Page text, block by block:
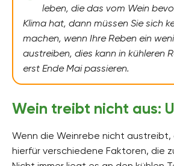
leben, die das vom Wein
Klima hat, dann müssen Sie sich
machen, wenn Ihre Reben ein
austreiben, dies kann in kühleren
erst Ende Mai passieren.
Wein treibt nicht aus:
Wenn die Weinrebe nicht
hierfür verschiedene Faktoren, die